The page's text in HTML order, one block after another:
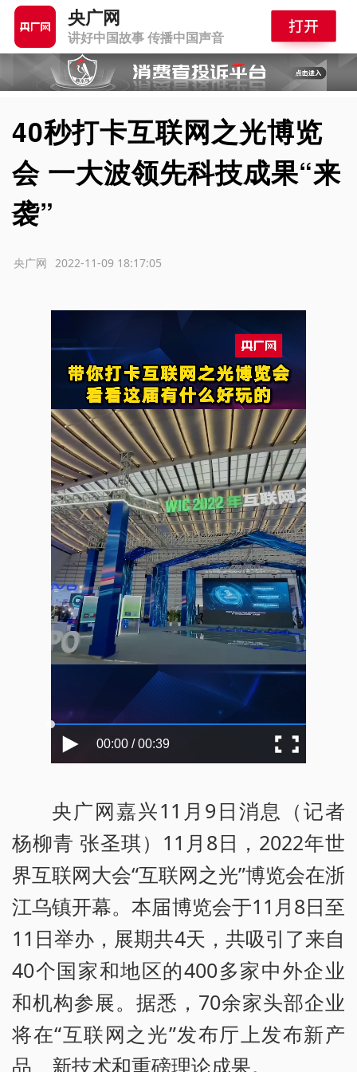
央广网
讲好中国故事 传播中国声音
40秒打卡互联网之光博览
会 一大波领先科技成果“来
袭”
2022-11-09 18:17:05
央广网
00:00 / 00:39
央广网嘉兴11月9日消息（记者
杨柳青 张圣琪）11月8日，2022年世
界互联网大会“互联网之光”博览会在浙
江乌镇开幕。本届博览会于11月8日至
11日举办，展期共4天，共吸引了来自
40个国家和地区的400多家中外企业
和机构参展。据悉，70余家头部企业
将在“互联网之光”发布厅上发布新产
品、新技术和重磅理论成果。